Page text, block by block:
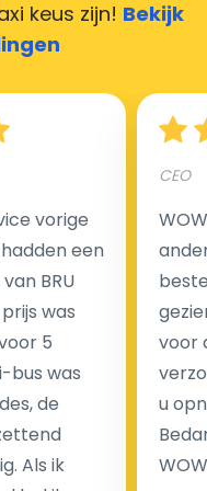
taxi transfer in
voor uw rit. In
met taxameter
rekening voor de
extra kosten voor
heeft.
over uw
bevat alle
en de prijs die u
keus zijn! Bekijk
vorige
een
BRU
was
5
bus was
de
Als ik
CEO
voor
u